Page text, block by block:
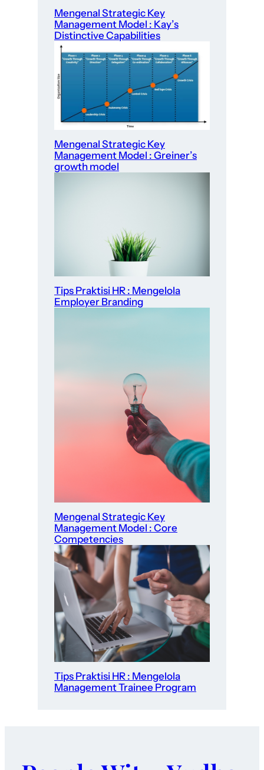
Mengenal Strategic Key
Management Model : Kay’s
Distinctive Capabilities
Mengenal Strategic Key
Management Model : Greiner’s
growth model
Tips Praktisi HR : Mengelola
Employer Branding
Mengenal Strategic Key
Management Model : Core
Competencies
Tips Praktisi HR : Mengelola
Management Trainee Program